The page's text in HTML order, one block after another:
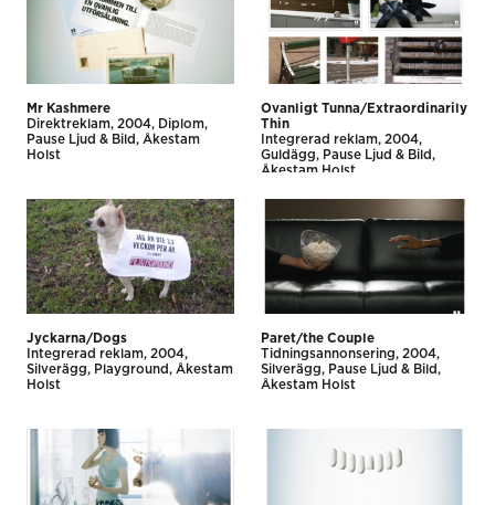
Mr Kashmere
Direkt­reklam 2004
Diplom
Pause Ljud & Bild
Åkestam
Holst
Ovanligt Tunna/Extraordinarily
Thin
Integrerad reklam 2004
Guldägg
Pause Ljud & Bild
Åkestam Holst
Jyckarna/Dogs
Integrerad reklam 2004
Silverägg
Playground
Åkestam
Holst
Paret/the Couple
Tidnings­annonsering
2004
Silverägg
Pause Ljud & Bild
Åkestam Holst